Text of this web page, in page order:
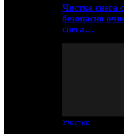
Чистка
безопасно
снега…
Участок